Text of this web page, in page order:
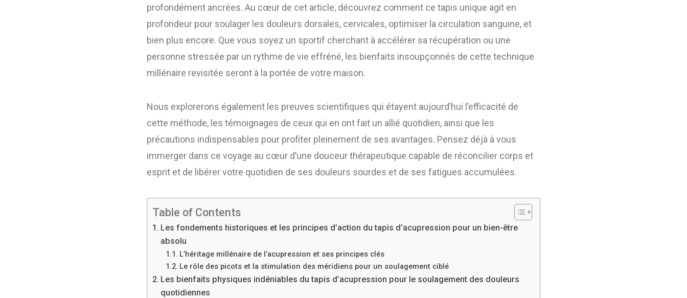
profondément ancrées. Au cœur de cet article, découvrez comment ce tapis unique agit en
profondeur pour soulager les douleurs dorsales, cervicales, optimiser la circulation sanguine, et
bien plus encore. Que vous soyez un sportif cherchant à accélérer sa récupération ou une
personne stressée par un rythme de vie effréné, les bienfaits insoupçonnés de cette technique
millénaire revisitée seront à la portée de votre maison.
Nous explorerons également les preuves scientifiques qui étayent aujourd’hui l’efficacité de
cette méthode, les témoignages de ceux qui en ont fait un allié quotidien, ainsi que les
précautions indispensables pour profiter pleinement de ses avantages. Pensez déjà à vous
immerger dans ce voyage au cœur d’une douceur thérapeutique capable de réconcilier corps et
esprit et de libérer votre quotidien de ses douleurs sourdes et de ses fatigues accumulées.
Table of Contents
Les fondements historiques et les principes d’action du tapis d’acupression pour un bien-être
absolu
L’héritage millénaire de l’acupression et ses principes clés
Le rôle des picots et la stimulation des méridiens pour un soulagement ciblé
Les bienfaits physiques indéniables du tapis d’acupression pour le soulagement des douleurs
quotidiennes